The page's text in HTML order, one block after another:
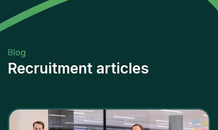
Blog
Recruitment articles